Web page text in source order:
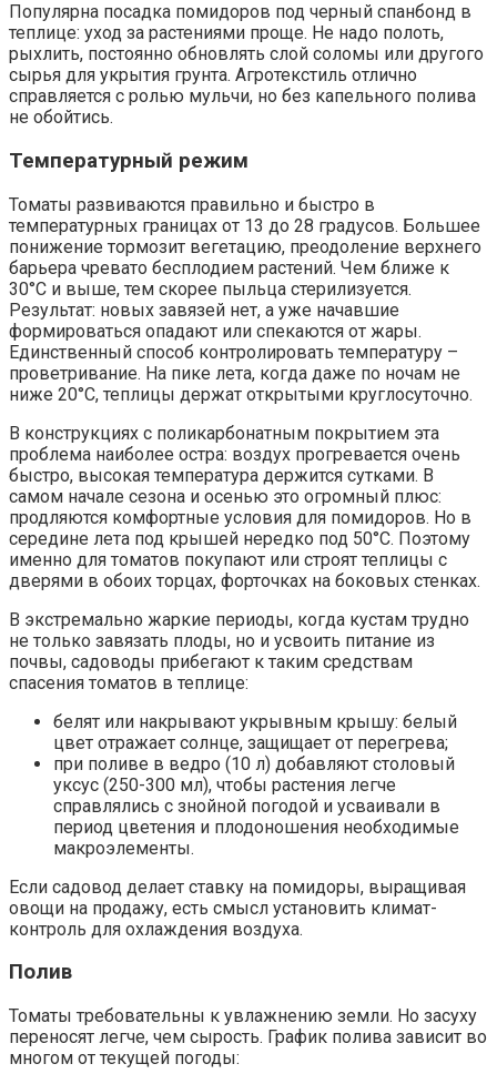
Популярна посадка помидоров под черный спанбонд в
теплице: уход за растениями проще. Не надо полоть,
рыхлить, постоянно обновлять слой соломы или другого
сырья для укрытия грунта. Агротекстиль отлично
справляется с ролью мульчи, но без капельного полива
не обойтись.
Температурный режим
Томаты развиваются правильно и быстро в
температурных границах от 13 до 28 градусов. Большее
понижение тормозит вегетацию, преодоление верхнего
барьера чревато бесплодием растений. Чем ближе к
30°С и выше, тем скорее пыльца стерилизуется.
Результат: новых завязей нет, а уже начавшие
формироваться опадают или спекаются от жары.
Единственный способ контролировать температуру –
проветривание. На пике лета, когда даже по ночам не
ниже 20°С, теплицы держат открытыми круглосуточно.
В конструкциях с поликарбонатным покрытием эта
проблема наиболее остра: воздух прогревается очень
быстро, высокая температура держится сутками. В
самом начале сезона и осенью это огромный плюс:
продляются комфортные условия для помидоров. Но в
середине лета под крышей нередко под 50°С. Поэтому
именно для томатов покупают или строят теплицы с
дверями в обоих торцах, форточках на боковых стенках.
В экстремально жаркие периоды, когда кустам трудно
не только завязать плоды, но и усвоить питание из
почвы, садоводы прибегают к таким средствам
спасения томатов в теплице:
белят или накрывают укрывным крышу: белый
цвет отражает солнце, защищает от перегрева;
при поливе в ведро (10 л) добавляют столовый
уксус (250-300 мл), чтобы растения легче
справлялись с знойной погодой и усваивали в
период цветения и плодоношения необходимые
макроэлементы.
Если садовод делает ставку на помидоры, выращивая
овощи на продажу, есть смысл установить климат-
контроль для охлаждения воздуха.
Полив
Томаты требовательны к увлажнению земли. Но засуху
переносят легче, чем сырость. График полива зависит во
многом от текущей погоды: